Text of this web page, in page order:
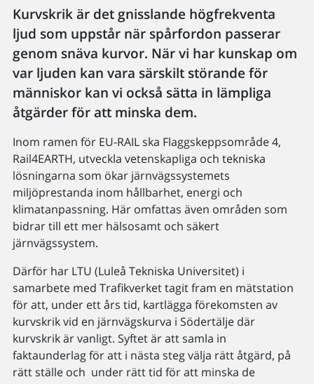
Kurvskrik är det gnisslande högfrekventa
ljud som uppstår när spårfordon passerar
genom snäva kurvor. När vi har kunskap om
var ljuden kan vara särskilt störande för
människor kan vi också sätta in lämpliga
åtgärder för att minska dem.
Inom ramen för EU-RAIL ska Flaggskeppsområde 4,
Rail4EARTH, utveckla vetenskapliga och tekniska
lösningarna som ökar järnvägssystemets
miljöprestanda inom hållbarhet, energi och
klimatanpassning. Här omfattas även områden som
bidrar till ett mer hälsosamt och säkert
järnvägssystem.
Därför har LTU (Luleå Tekniska Universitet) i
samarbete med Trafikverket tagit fram en mätstation
för att, under ett års tid, kartlägga förekomsten av
kurvskrik vid en järnvägskurva i Södertälje där
kurvskrik är vanligt. Syftet är att samla in
faktaunderlag för att i nästa steg välja rätt åtgärd, på
rätt ställe och under rätt tid för att minska de